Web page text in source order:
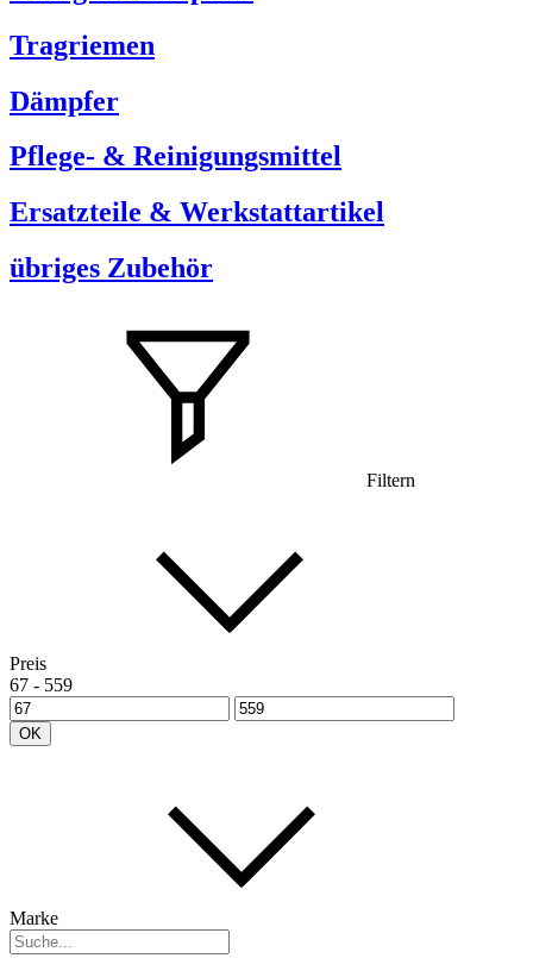
Tragriemen
Dämpfer
Pflege- & Reinigungsmittel
Ersatzteile & Werkstattartikel
übriges Zubehör
Filtern
Preis
67 - 559
OK
Marke